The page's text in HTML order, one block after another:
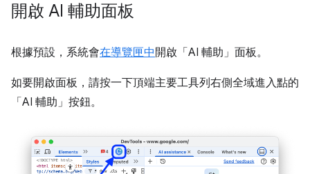
開啟 AI 輔助面板
根據預設，系統會在導覽匣中 開啟「AI 輔助」 面板。
如要開啟面板，請按一下頂端主要工具列右側全域進入點的
「AI 輔助」 按鈕。